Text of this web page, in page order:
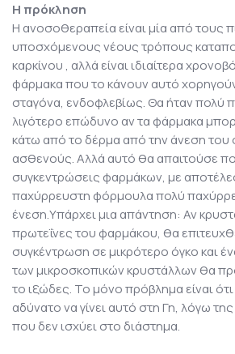
Η πρόκληση
Η ανοσοθεραπεία είναι μία από τους
υποσχόμενους νέους τρόπους
καρκίνου , αλλά είναι ιδιαίτερα
φάρμακα που το κάνουν αυτό
σταγόνα, ενδοφλεβίως. Θα ήταν πολύ
λιγότερο επώδυνο αν τα φάρμακα
κάτω από το δέρμα από την άνεση του
ασθενούς. Αλλά αυτό θα απαιτούσε
συγκεντρώσεις φαρμάκων, με
παχύρρευστη φόρμουλα πολύ
ένεση.Υπάρχει μια απάντηση: Αν
πρωτεΐνες του φαρμάκου, θα
συγκέντρωση σε μικρότερο όγκο και
των μικροσκοπικών κρυστάλλων θα
το ιξώδες. Το μόνο πρόβλημα είναι ότι
αδύνατο να γίνει αυτό στη Γη, λόγω
που δεν ισχύει στο διάστημα.